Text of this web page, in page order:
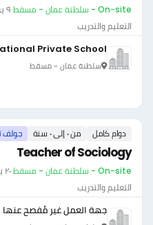
On-site - سلطنة عمان - مسقط ·٩ يوليو ٢٠٢٦
التعليم والتدريب
Private School
سلطنة عمان - مسقط
دوام كامل من ٠ إلى ٠ سنة جولف
Teacher of Sociology
On-site - سلطنة عمان - مسقط ·٢٠ يوليو ٢٠٢٦
التعليم والتدريب
جهة العمل غير مُفصح عنها